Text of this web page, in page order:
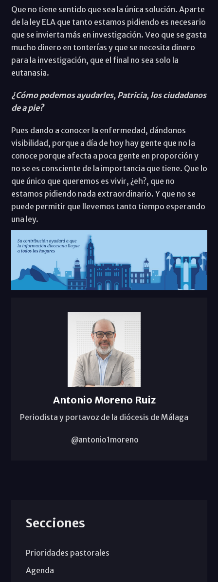
Que no tiene sentido que sea la única solución. Aparte
de la ley ELA que tanto estamos pidiendo es necesario
que se invierta más en investigación. Veo que se gasta
mucho dinero en tonterías y que se necesita dinero
para la investigación, que el final no sea solo la
eutanasia.
¿Cómo podemos ayudarles, Patricia, los ciudadanos
de a pie?
Pues dando a conocer la enfermedad, dándonos
visibilidad, porque a día de hoy hay gente que no la
conoce porque afecta a poca gente en proporción y
no se es consciente de la importancia que tiene. Que lo
que único que queremos es vivir, ¿eh?, que no
estamos pidiendo nada extraordinario. Y que no se
puede permitir que llevemos tanto tiempo esperando
una ley.
Antonio Moreno Ruiz
Periodista y portavoz de la diócesis de Málaga
@antonio1moreno
Secciones
Prioridades pastorales
Agenda